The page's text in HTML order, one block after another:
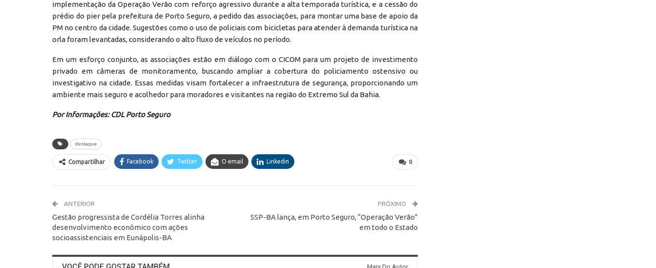
implementação da Operação Verão com reforço agressivo durante a alta temporada turística, e a cessão do
prédio do pier pela prefeitura de Porto Seguro, a pedido das associações, para montar uma base de apoio da
PM no centro da cidade. Sugestões como o uso de policiais com bicicletas para atender à demanda turística na
orla foram levantadas, considerando o alto fluxo de veículos no período.
Em um esforço conjunto, as associações estão em diálogo com o CICOM para um projeto de investimento
privado em câmeras de monitoramento, buscando ampliar a cobertura do policiamento ostensivo ou
investigativo na cidade. Essas medidas visam fortalecer a infraestrutura de segurança, proporcionando um
ambiente mais seguro e acolhedor para moradores e visitantes na região do Extremo Sul da Bahia.
Por Informações: CDL Porto Seguro
destaque
0
Compartilhar Facebook Twitter O email Linkedin
ANTERIOR
Gestão progressista de Cordélia Torres alinha
desenvolvimento econômico com ações
socioassistenciais em Eunápolis-BA
PRÓXIMO
SSP-BA lança, em Porto Seguro, “Operação Verão”
em todo o Estado